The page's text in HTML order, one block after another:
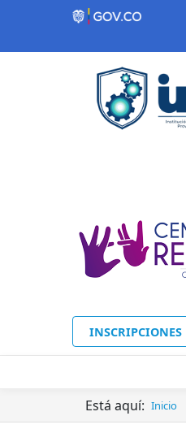
INSCRIPCIONES
Está aquí: Inicio